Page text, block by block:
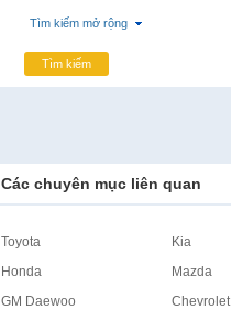
Tìm kiếm mở rộng
Tìm kiếm
Các chuyên mục liên quan
Toyota Kia
Honda
Mazda
GM Daewoo
Chevrolet